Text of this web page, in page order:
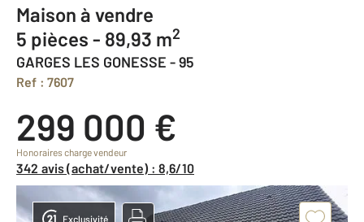
Maison à vendre
5 pièces - 89,93 m2
GARGES LES GONESSE - 95
Ref : 7607
299 000 €
Honoraires charge vendeur
342 avis (achat/vente) : 8,6/10
Exclusivité